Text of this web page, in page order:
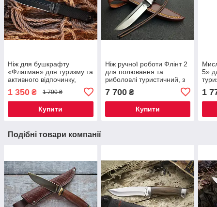
Ніж для бушкрафту
«Флагман» для туризму та
активного відпочинку,
руків’я, чохол Cordura
1 350 ₴ 1 700 ₴
Купити
Ніж ручної роботи Флінт 2
для полювання та
риболовлі туристичний, з
N690/60-61 HRC плюс
шкіряний чохол
7 700₴
Купити
5»
1
Подібні товари компанії